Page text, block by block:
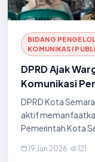
BIDANG
KOMUNIKASI
DPRD Ajak
Komunikasi
DPRD Kota
aktif
Pemerintah Kota
yang mudah,
19 Jun 2026 · 121